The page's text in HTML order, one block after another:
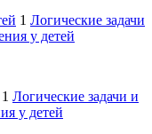
1 Логические задачи
у детей
1 Логические задачи и
у детей